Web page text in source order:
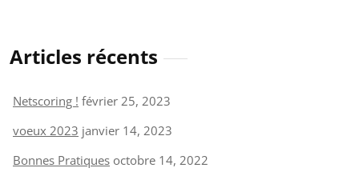
Articles récents
Netscoring ! février 25, 2023
voeux 2023 janvier 14, 2023
Bonnes Pratiques octobre 14, 2022